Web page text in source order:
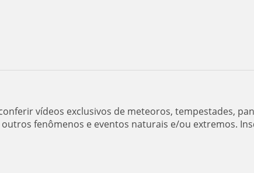
vídeos exclusivos de meteoros, tempestades,
fenômenos e eventos naturais e/ou extremos.